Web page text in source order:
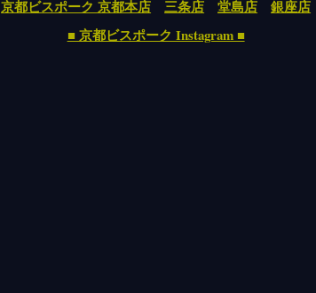
京都ビスポーク 京都本店 三条店 堂島店
銀座店
■ 京都ビスポーク Instagram ■